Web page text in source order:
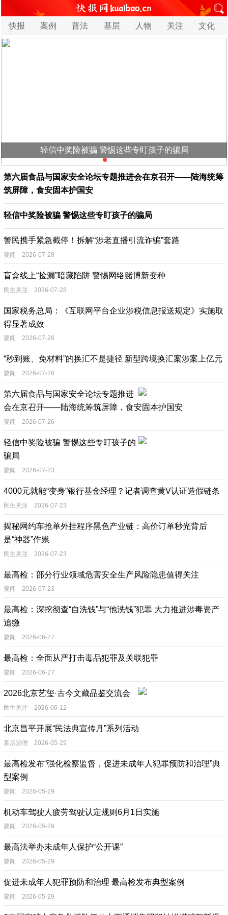
快报 案例 普法 基层 人物 关注 文化
轻信中奖险被骗 警惕这些专盯孩子的骗局
第六届食品与国家安全论坛专题推进会在京召开——陆海统筹
筑屏障，食安固本护国安
轻信中奖险被骗 警惕这些专盯孩子的骗局
警民携手紧急截停！拆解“涉老直播引流诈骗”套路
要闻 2026-07-28
盲盒线上“捡漏”暗藏陷阱 警惕网络赌博新变种
民生关注 2026-07-28
国家税务总局：《互联网平台企业涉税信息报送规定》实施取
得显著成效
要闻 2026-07-28
“秒到账、免材料”的换汇不是捷径 新型跨境换汇案涉案上亿元
要闻 2026-07-28
第六届食品与国家安全论坛专题推进
会在京召开——陆海统筹筑屏障，食安固本护国安
要闻 2026-07-26
轻信中奖险被骗 警惕这些专盯孩子的
骗局
要闻 2026-07-23
4000元就能“变身”银行基金经理？记者调查黄V认证造假链条
民生关注 2026-07-23
揭秘网约车抢单外挂程序黑色产业链：高价订单秒光背后
是“神器”作祟
民生关注 2026-07-23
最高检：部分行业领域危害安全生产风险隐患值得关注
要闻 2026-07-23
最高检：深挖彻查“自洗钱”与“他洗钱”犯罪 大力推进涉毒资产
追缴
要闻 2026-06-27
最高检：全面从严打击毒品犯罪及关联犯罪
要闻 2026-06-27
2026北京艺玺·古今文藏品鉴交流会
民生关注 2026-06-12
北京昌平开展“民法典宣传月”系列活动
基层治理 2026-05-29
最高检发布“强化检察监督，促进未成年人犯罪预防和治理”典
型案例
要闻 2026-05-29
机动车驾驶人疲劳驾驶认定规则6月1日实施
要闻 2026-05-29
最高法举办未成年人保护“公开课”
要闻 2026-05-29
促进未成年人犯罪预防和治理 最高检发布典型案例
要闻 2026-05-29